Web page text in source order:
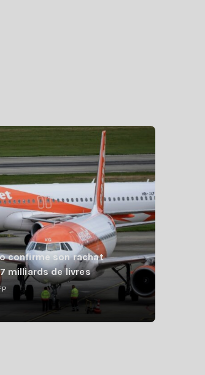
confirme son rachat
milliards de livres